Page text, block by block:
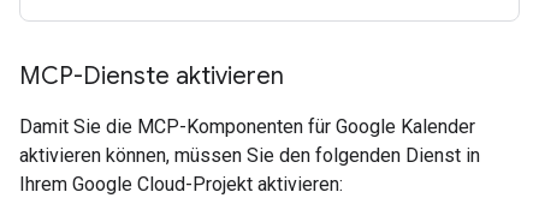
MCP-Dienste aktivieren
Damit Sie die MCP-Komponenten für Google Kalender
aktivieren können, müssen Sie den folgenden Dienst in
Ihrem Google Cloud-Projekt aktivieren: